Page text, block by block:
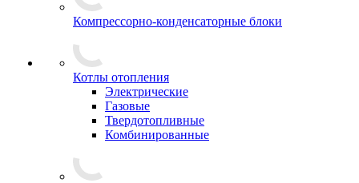
Компрессорно-конденсаторные блоки
Котлы отопления
Электрические
Газовые
Твердотопливные
Комбинированные